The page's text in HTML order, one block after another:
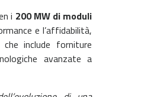
i 200 MW di moduli
e l’affidabilità,
che include forniture
avanzate a